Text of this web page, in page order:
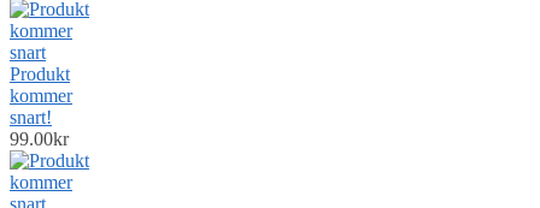
Produkt
kommer
snart!
99.00kr